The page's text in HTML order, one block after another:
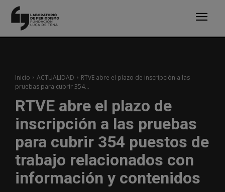
Inicio ACTUALIDAD
RTVE abre el plazo de inscripción a las
pruebas para cubrir 354...
RTVE abre el plazo de
inscripción a las pruebas
para cubrir 354 puestos de
trabajo relacionados con
información y contenidos